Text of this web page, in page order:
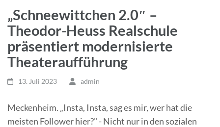
„Schneewittchen 2.0″ –
Theodor-Heuss Realschule
präsentiert modernisierte
Theateraufführung
13. Juli 2023 admin
Meckenheim. „Insta, Insta, sag es mir, wer hat die
meisten Follower hier?" - Nicht nur in den sozialen